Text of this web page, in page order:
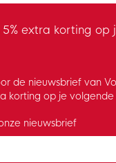
5% extra korting op
de nieuwsbrief van
korting op je
accept the privacy
nieuwsbrief